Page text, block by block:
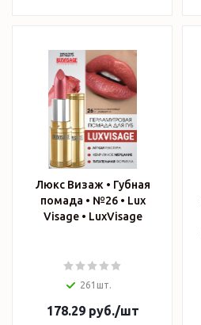
Люкс Визаж • Губная
помада • №26 • Lux
Visage • LuxVisage
261шт.
178.29руб./шт